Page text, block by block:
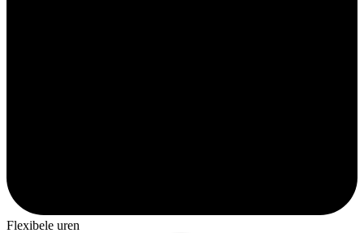
Flexibele uren